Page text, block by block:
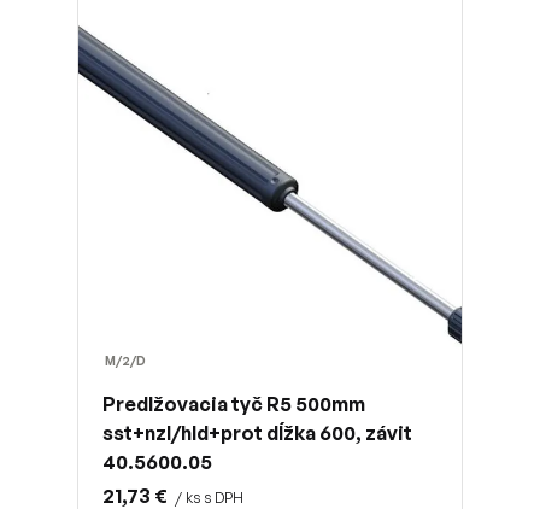
M/2/D
Predlžovacia tyč R5 500mm
sst+nzl/hld+prot dĺžka 600, závit
40.5600.05
21,73 € / ks s DPH